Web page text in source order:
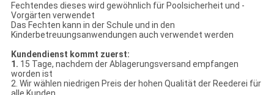
Fechtendes dieses wird gewöhnlich für Poolsicherheit und -
Vorgärten verwendet
Das Fechten kann in der Schule und in den
Kinderbetreuungsanwendungen auch verwendet werden
Kundendienst kommt zuerst:
1. 15 Tage, nachdem der Ablagerungsversand empfangen
worden ist
2. Wir wählen niedrigen Preis der hohen Qualität der Reederei für